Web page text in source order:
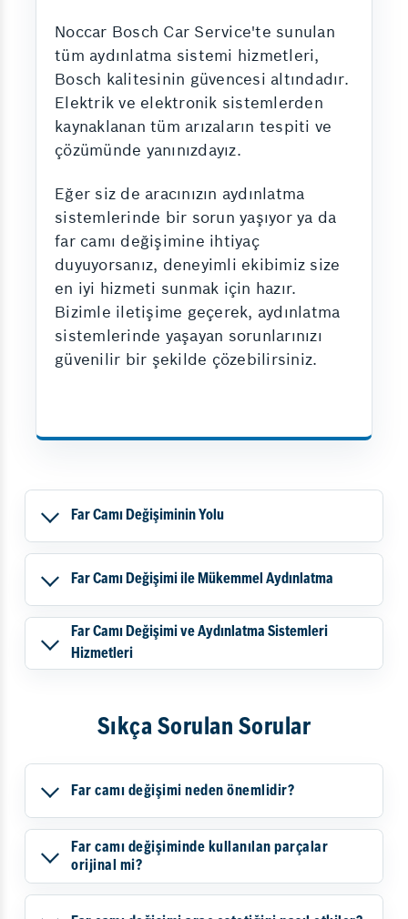
Noccar Bosch Car Service'te sunulan
tüm aydınlatma sistemi hizmetleri,
Bosch kalitesinin güvencesi altındadır.
Elektrik ve elektronik sistemlerden
kaynaklanan tüm arızaların tespiti ve
çözümünde yanınızdayız.
Eğer siz de aracınızın aydınlatma
sistemlerinde bir sorun yaşıyor ya da
far camı değişimine ihtiyaç
duyuyorsanız, deneyimli ekibimiz size
en iyi hizmeti sunmak için hazır.
Bizimle iletişime geçerek, aydınlatma
sistemlerinde yaşayan sorunlarınızı
güvenilir bir şekilde çözebilirsiniz.
Far Camı Değişiminin Yolu
Far Camı Değişimi ile Mükemmel Aydınlatma
Far Camı Değişimi ve Aydınlatma Sistemleri
Hizmetleri
Sıkça Sorulan Sorular
Far camı değişimi neden önemlidir?
Far camı değişiminde kullanılan parçalar
orijinal mi?